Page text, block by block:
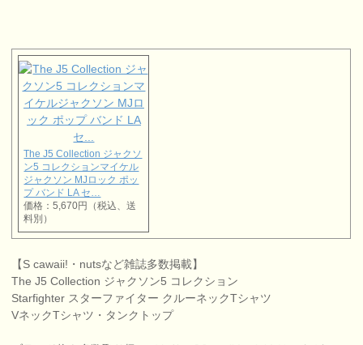
The J5 Collection ジャクソ
ン5 コレクションマイケル
ジャクソン MJロック ポッ
プ バンド LA セ…
価格：5,670円（税込、送
料別）
【S cawaii!・nutsなど雑誌多数掲載】
The J5 Collection ジャクソン5 コレクション
Starfighter スターファイター クルーネックTシャツ
VネックTシャツ・タンクトップ